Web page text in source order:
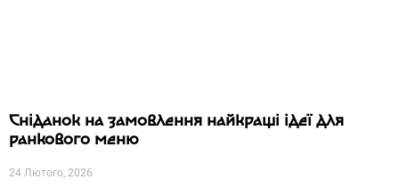
Сніданок на замовлення найкращі ідеї для
ранкового меню
24 Лютого, 2026